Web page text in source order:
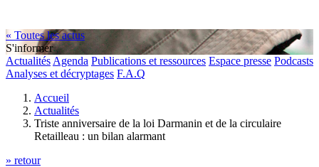
« Toutes les actus
S'informer
Actualités Agenda Publications et ressources Espace presse Podcasts
Analyses et décryptages F.A.Q
Accueil
Actualités
Triste anniversaire de la loi Darmanin et de la circulaire
Retailleau : un bilan alarmant
» retour